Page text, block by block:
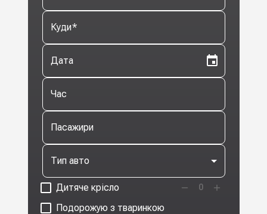
Куди*
Дата
Час
Пасажири
Тип авто
Дитяче крісло 0
Подорожую з тваринкою